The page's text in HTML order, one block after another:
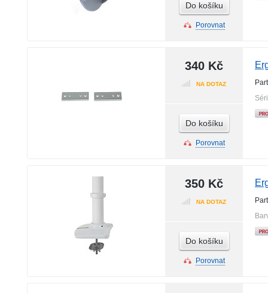
Do košíku
Porovnat
340 Kč
NA DOTAZ
Do košíku
Porovnat
350 Kč
NA DOTAZ
Do košíku
Porovnat